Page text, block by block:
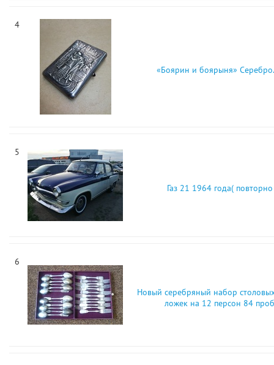
4
«Боярин и боярыня»
5
Газ 21 1964 года(
6
Новый серебряный набор
ложек на 12 персон 84